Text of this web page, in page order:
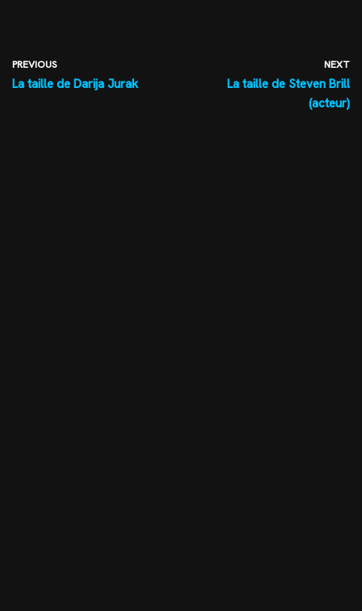
PREVIOUS
La taille de Darija Jurak
NEXT
La taille de Steven Brill
(acteur)